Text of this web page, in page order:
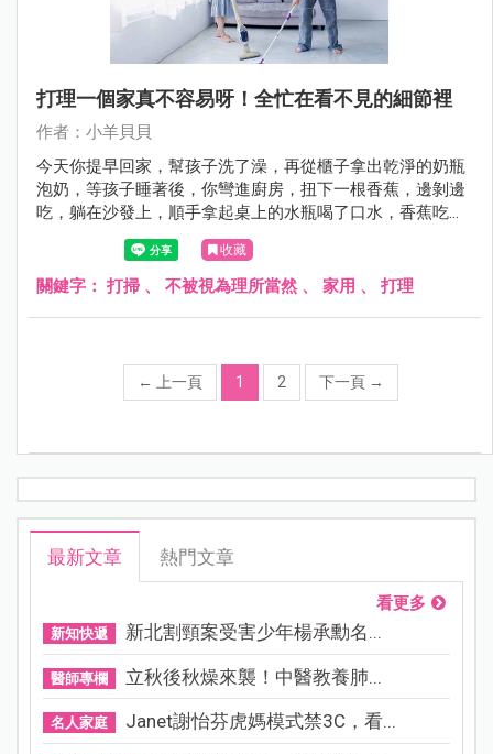
打理一個家真不容易呀！全忙在看不見的細節裡
作者：小羊貝貝
今天你提早回家，幫孩子洗了澡，再從櫃子拿出乾淨的奶瓶
泡奶，等孩子睡著後，你彎進廚房，扭下一根香蕉，邊剝邊
吃，躺在沙發上，順手拿起桌上的水瓶喝了口水，香蕉吃
完，又再起身，拿了片雜糧吐司，抺上草莓果醬......
收藏
關鍵字： 打掃 、 不被視為理所當然 、 家用 、 打理
← 上一頁 1 2 下一頁 →
最新文章 熱門文章
看更多
新知快遞 新北割頸案受害少年楊承勳名...
醫師專欄 立秋後秋燥來襲！中醫教養肺...
名人家庭 Janet謝怡芬虎媽模式禁3C，看...